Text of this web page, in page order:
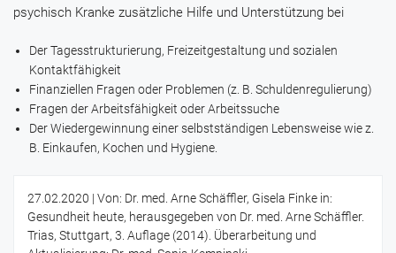
psychisch Kranke zusätzliche Hilfe und Unterstützung bei
Der Tagesstrukturierung, Freizeitgestaltung und sozialen
Kontaktfähigkeit
Finanziellen Fragen oder Problemen (z. B. Schuldenregulierung)
Fragen der Arbeitsfähigkeit oder Arbeitssuche
Der Wiedergewinnung einer selbstständigen Lebensweise wie z.
B. Einkaufen, Kochen und Hygiene.
27.02.2020 | Von: Dr. med. Arne Schäffler, Gisela Finke in:
Gesundheit heute, herausgegeben von Dr. med. Arne Schäffler.
Trias, Stuttgart, 3. Auflage (2014). Überarbeitung und